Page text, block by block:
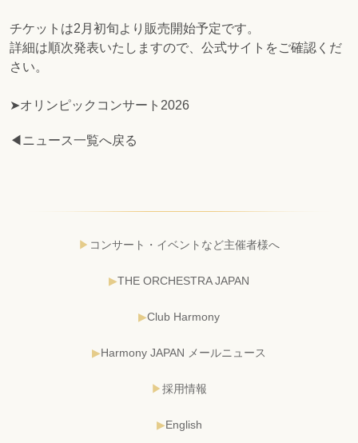
チケットは2月初旬より販売開始予定です。
詳細は順次発表いたしますので、公式サイトをご確認くだ
さい。
➤オリンピックコンサート2026
◀ニュース一覧へ戻る
コンサート・イベントなど主催者様へ
THE ORCHESTRA JAPAN
Club Harmony
Harmony JAPAN メールニュース
採用情報
English